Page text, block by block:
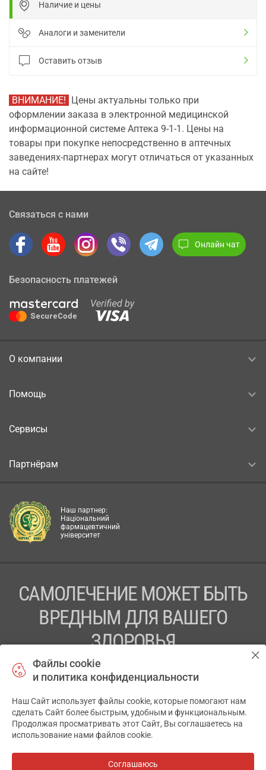
Наличие и цены
Аналоги и заменители
Оставить отзыв
ВНИМАНИЕ! Цены актуальны только при
оформлении заказа в электронной медицинской
информационной системе Аптека 9-1-1. Цены на
товары при покупке непосредственно в аптечных
заведениях-партнерах могут отличаться от указанных
на сайте!
Связаться с нами
Онлайн чат
Безопасность платежей
О компании
Помощь
Сервисы
Партнёрам
Наш партнер:
Національний
фармацевтичний
університет
САМОЛЕЧЕНИЕ МОЖЕТ БЫТЬ
ВРЕДНЫМ ДЛЯ ВАШЕГО
ЗДОРОВЬЯ
ПЕРЕД ПРИМЕНЕНИЕМ ПРЕПАРАТА
ПРОКОНСУЛЬТИРУЙТЕСЬ С ВРАЧОМ
ТОВ «АПТЕКА 911.ЮА» Код ЄДРПОУ 43631965.
Отказ от ответственности
АПТЕКА911.ЮА
Файлы cookie
и политика конфиденциальности
Наш Сайт использует файлы cookie, которые помогают нам
сделать Сайт более быстрым, удобным и функциональным.
Продолжая просматривать этот Сайт, Вы соглашаетесь на
использование нами файлов cookie.
Соглашаюсь
✕